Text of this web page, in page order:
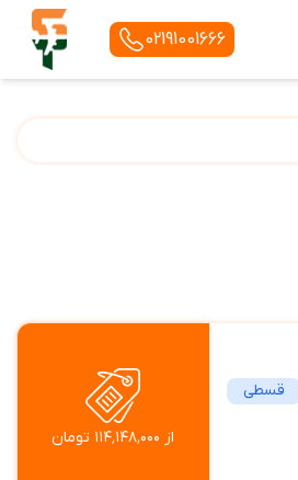
02191001666
قسطی
از ۱۱۴٬۱۴۸٬۰۰۰ تومان